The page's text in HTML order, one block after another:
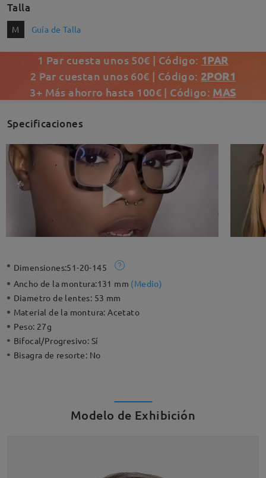
Talla
M Guía de Talla
1 Par cuesta unos 50€ | Código: 1PAR
2 Par cuestan unos 60€ | Código: 2POR1
3+ Más ahorro hasta 100€ | Código: MAS
Specificaciones
Dimensiones:51-20-145
Ancho de la montura:131 mm (Medio)
Diametro de lentes: 53 mm
Material de la montura:Acetato
Peso: 27g
Bifocal/Progresivo: Sí
Bisagra de resorte: No
Modelo de Exhibición